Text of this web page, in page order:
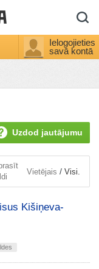
Ielogojieties
savā kontā
Uzdod jautājumu
Vietējais / Visi.
Kišiņeva-